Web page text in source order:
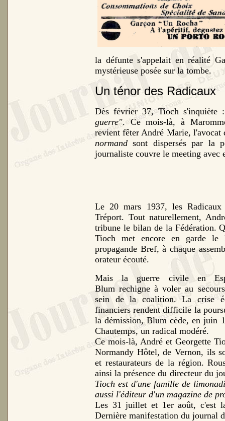
la défunte s'appelait en réalité
mystérieuse posée sur la tombe.
Un ténor des Radicaux
Dès février 37, Tioch
guerre". Ce mois-là, à
revient fêter André Marie,
normand sont dispersés par la
journaliste couvre le meeting avec
Le 20 mars 1937, les Radicaux
Tréport. Tout naturellement,
tribune le bilan de la Fédération.
Tioch met encore en garde le
propagande Bref, à chaque
orateur écouté.
Mais la guerre civile en
Blum rechigne à voler au
sein de la coalition. La crise
financiers rendent difficile la
la démission, Blum cède, en juin
Chautemps, un radical modéré.
Ce mois-là, André et Georgette
Normandy Hôtel, de Vernon, ils
et restaurateurs de la région.
ainsi la présence du directeur du
Tioch est d'une famille de
aussi l'éditeur d'un magazine de
Les 31 juillet et 1er août, c'est
Dernière manifestation du journal